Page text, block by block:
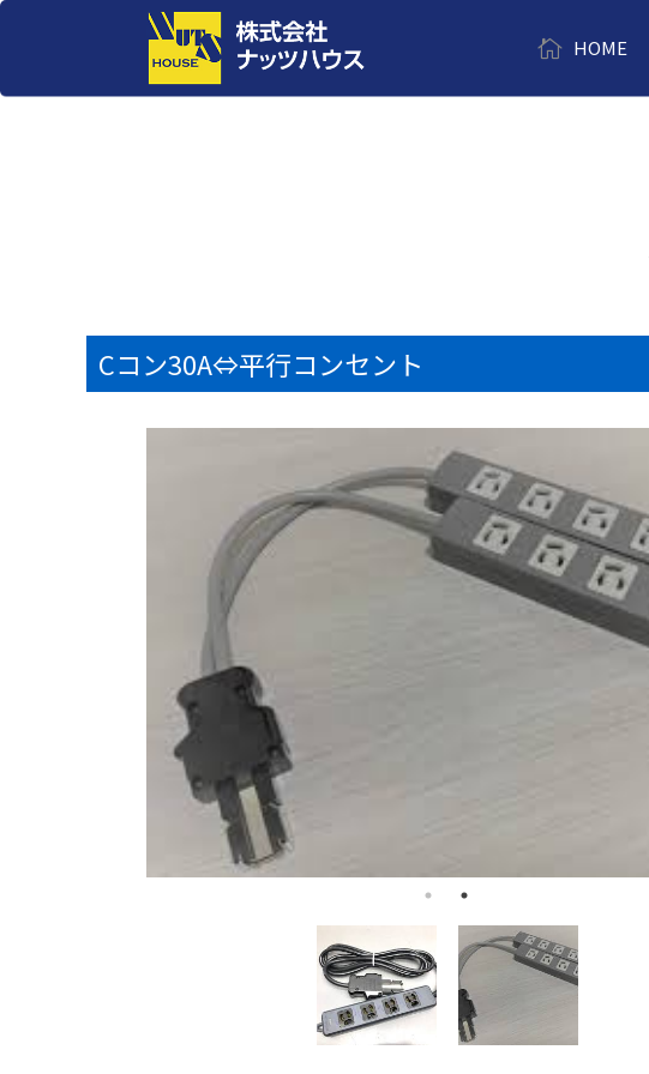
HOME
Cコン30A⇔平行コンセント